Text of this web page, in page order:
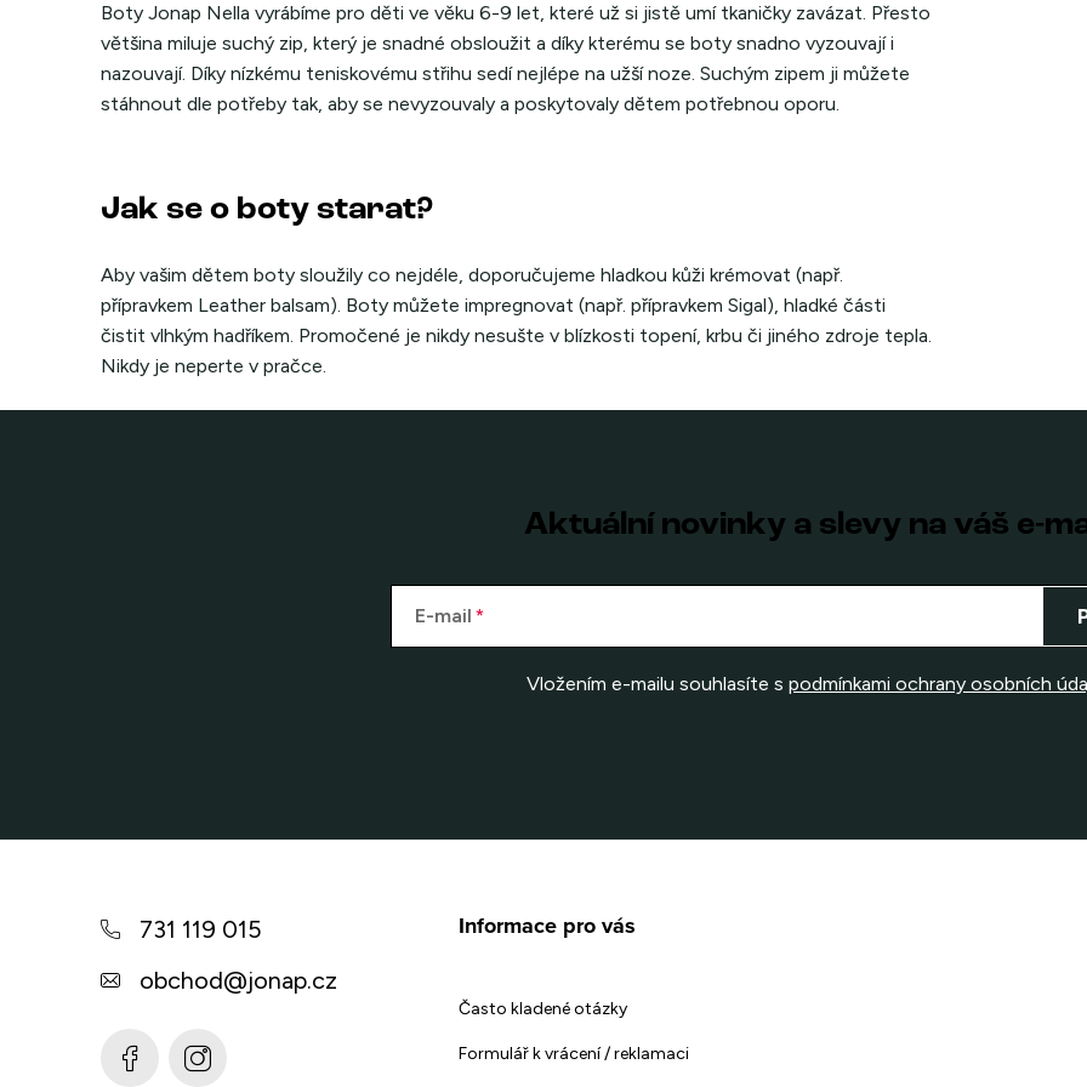
Boty Jonap Nella vyrábíme pro děti ve věku 6-9 let, které už si jistě umí tkaničky zavázat. Přesto
většina miluje suchý zip, který je snadné obsloužit a díky kterému se boty snadno vyzouvají i
nazouvají. Díky nízkému teniskovému střihu sedí nejlépe na užší noze. Suchým zipem ji můžete
stáhnout dle potřeby tak, aby se nevyzouvaly a poskytovaly dětem potřebnou oporu.
Jak se o boty starat?
Aby vašim dětem boty sloužily co nejdéle, doporučujeme hladkou kůži krémovat (např.
přípravkem Leather balsam). Boty můžete impregnovat (např. přípravkem Sigal), hladké části
čistit vlhkým hadříkem. Promočené je nikdy nesušte v blízkosti topení, krbu či jiného zdroje tepla.
Nikdy je neperte v pračce.
Aktuální novinky a slevy na váš e-
E-mail
Vložením e-mailu souhlasíte s podmínkami ochrany osobních
731 119 015
obchod@jonap.cz
Informace pro vás
Často kladené otázky
Formulář k vrácení / reklamaci